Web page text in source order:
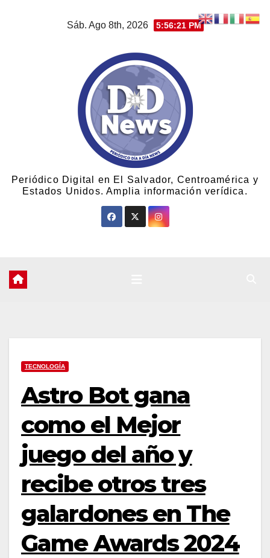
Sáb. Ago 8th, 2026 5:56:22 PM
Periódico Digital en El Salvador, Centroamérica y
Estados Unidos. Amplia información verídica.
TECNOLOGÍA
Astro Bot gana
como el Mejor
juego del año y
recibe otros tres
galardones en The
Game Awards 2024